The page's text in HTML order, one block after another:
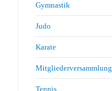
Gymnastik
Judo
Karate
Mitgliederversammlung
Tennis